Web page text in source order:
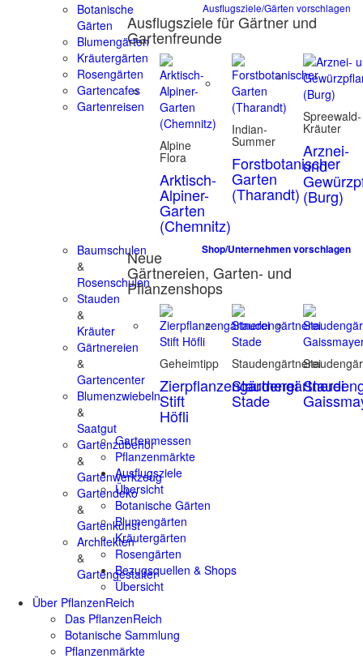
Botanische
Gärten
Blumengärten
Kräutergärten
Rosengärten
Gartencafes
Gartenreisen
Ausflugsziele/Gärten vorschlagen
Ausflugsziele für Gärtner und
Gartenfreunde
Alpine
Flora
Arktisch-
Alpiner-
Garten
(Chemnitz)
Indian-
Summer
Forstbotanischer
Garten
(Tharandt)
Spreewald-
Kräuter
Arznei-
und
(Burg)
Baumschulen
&
Rosenschulen
Stauden
&
Kräuter
Gärtnereien
&
Gartencenter
Blumenzwiebeln
&
Saatgut
Gartenzubehör
&
Gartenwerkzeug
Gartendeko
&
Gartenkunst
Architekten
&
Gartengestalter
Shop/Unternehmen vorschlagen
Neue
Gärtnereien, Garten- und
Pflanzenshops
Geheimtipp
Zierpflanzengärtnerei
Stift
Höfli
Staudengärtnerei
Staudengärtnerei
Stade
Gartenmessen
Pflanzenmärkte
Ausflugsziele
Übersicht
Botanische Gärten
Blumengärten
Kräutergärten
Rosengärten
Bezugsquellen & Shops
Übersicht
Über PflanzenReich
Das PflanzenReich
Botanische Sammlung
Pflanzenmärkte